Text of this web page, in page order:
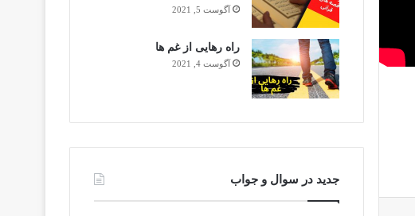
آگوست 5, 2021
راه رهایی از غم ها
آگوست 4, 2021
جدید در سوال و جواب